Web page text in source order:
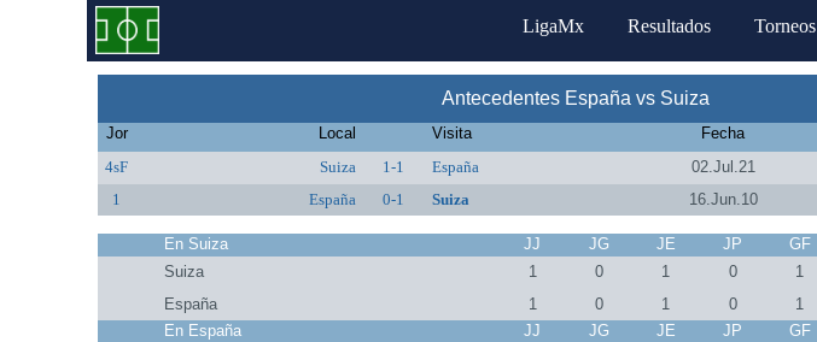
LigaMx Resultados Torneos
Antecedentes España vs Suiza
Jor Local Visita Fecha
4sF
Suiza 1-1 España 02.Jul.21
1
España 0-1 Suiza 16.Jun.10
En Suiza JJ JG JE JP GF
Suiza
1 0 1 0 1
España
1 0 1 0 1
En España
JJ JG JE JP GF